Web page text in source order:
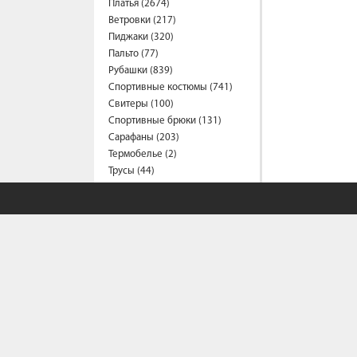
Платья (2674)
Ветровки (217)
Пиджаки (320)
Пальто (77)
Рубашки (839)
Спортивные костюмы (741)
Свитеры (100)
Спортивные брюки (131)
Сарафаны (203)
Термобелье (2)
Трусы (44)